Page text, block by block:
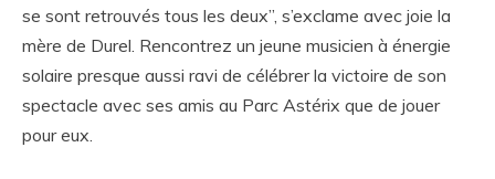
se sont retrouvés tous les deux”, s’exclame avec joie la
mère de Durel. Rencontrez un jeune musicien à énergie
solaire presque aussi ravi de célébrer la victoire de son
spectacle avec ses amis au Parc Astérix que de jouer
pour eux.